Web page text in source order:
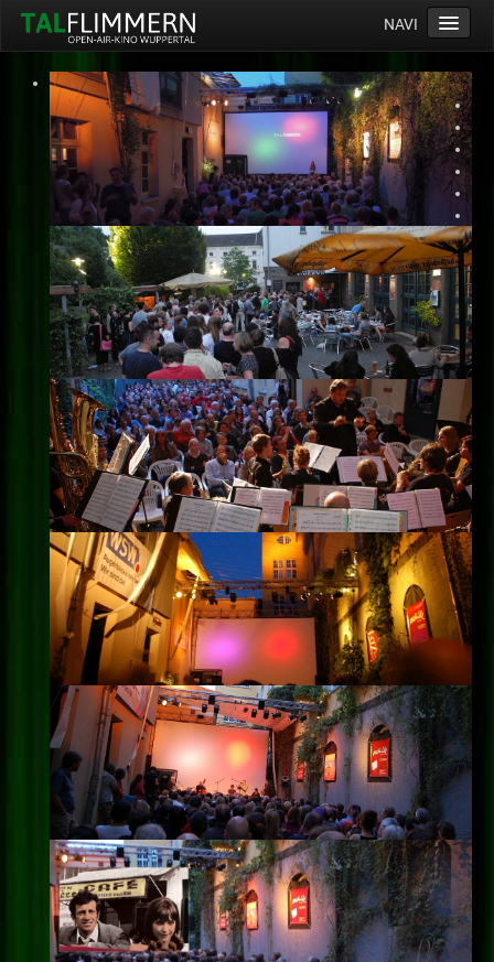
NAVI
Home
Programm
Service
Ticketinfos
Ort
Anreise
Wetter
Kinogutschein
Konzept
Archiv
Kontakt
Impressum
Datenschutz